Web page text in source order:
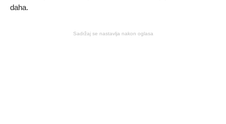
daha.
Sadržaj se nastavlja nakon oglasa